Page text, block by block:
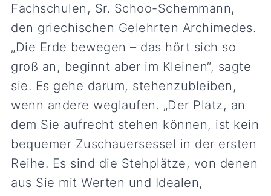
Fachschulen, Sr. Schoo-Schemmann,
den griechischen Gelehrten Archimedes.
„Die Erde bewegen – das hört sich so
groß an, beginnt aber im Kleinen“, sagte
sie. Es gehe darum, stehenzubleiben,
wenn andere weglaufen. „Der Platz, an
dem Sie aufrecht stehen können, ist kein
bequemer Zuschauersessel in der ersten
Reihe. Es sind die Stehplätze, von denen
aus Sie mit Werten und Idealen,